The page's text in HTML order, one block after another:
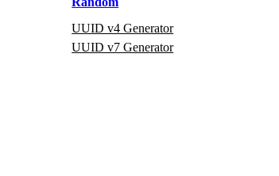
UUID v4 Generator
UUID v7 Generator